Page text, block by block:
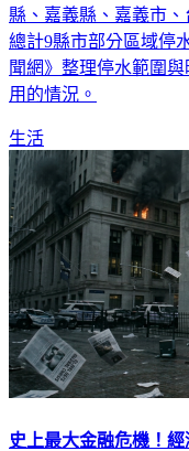
縣、嘉義縣、嘉義市
總計9縣市部分區域停
聞網》整理停水範圍
用的情況。
生活
史上最大金融危機！